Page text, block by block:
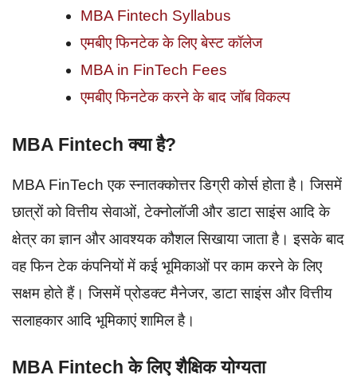
MBA Fintech Syllabus
एमबीए फिनटेक के लिए बेस्ट कॉलेज
MBA in FinTech Fees
एमबीए फिनटेक करने के बाद जॉब विकल्प
MBA Fintech क्या है?
MBA FinTech एक स्नातक्कोत्तर डिग्री कोर्स होता है। जिसमें
छात्रों को वित्तीय सेवाओं, टेक्नोलॉजी और डाटा साइंस आदि के
क्षेत्र का ज्ञान और आवश्यक कौशल सिखाया जाता है। इसके बाद
वह फिन टेक कंपनियों में कई भूमिकाओं पर काम करने के लिए
सक्षम होते हैं। जिसमें प्रोडक्ट मैनेजर, डाटा साइंस और वित्तीय
सलाहकार आदि भूमिकाएं शामिल है।
MBA Fintech के लिए शैक्षिक योग्यता